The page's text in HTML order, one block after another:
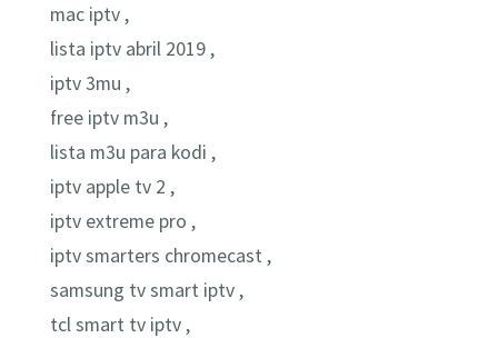
mac iptv ,
lista iptv abril 2019 ,
iptv 3mu ,
free iptv m3u ,
lista m3u para kodi ,
iptv apple tv 2 ,
iptv extreme pro ,
iptv smarters chromecast ,
samsung tv smart iptv ,
tcl smart tv iptv ,